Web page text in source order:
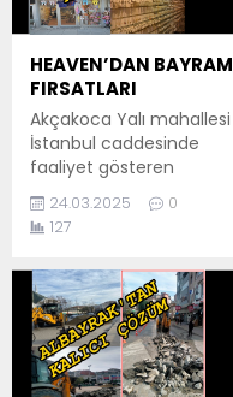
HEAVEN’DAN BAYRAM
FIRSATLARI
Akçakoca Yalı mahallesi
İstanbul caddesinde
faaliyet gösteren
“HEAVEN” bayram ‘da
sürpriz indirimlerle
sizlerle… HEAVEN’dan
çocuk bayramlık
kıyafetleri arasından en
uygun seçenekleri
belirleyin ve bayramda
şıklığınızla göz kamaştırın.
Ayrıca bayanlara özel süs
24.03.2025
0
127